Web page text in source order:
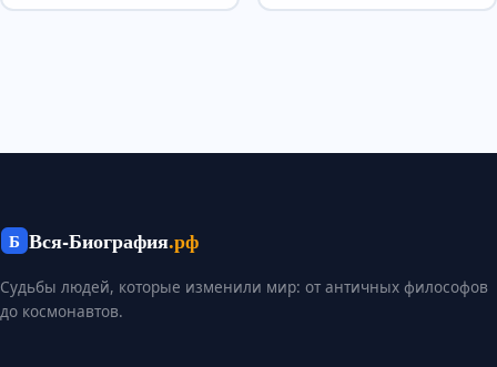
Б Вся-Биография.рф
Судьбы людей, которые изменили мир: от античных философов
до космонавтов.